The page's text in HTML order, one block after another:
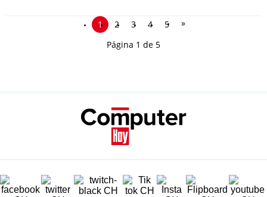
1 2 3 4 5
»
Página 1 de 5